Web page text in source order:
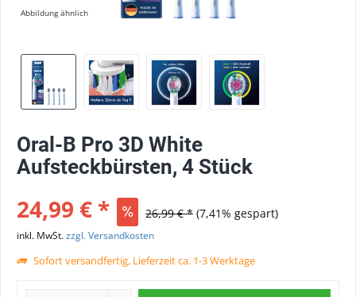
Abbildung ähnlich
Oral-B Pro 3D White
Aufsteckbürsten, 4 Stück
24,99 € * 26,99 € * (7,41% gespart)
inkl. MwSt.zzgl. Versandkosten
Sofort versandfertig, Lieferzeit ca. 1-3 Werktage